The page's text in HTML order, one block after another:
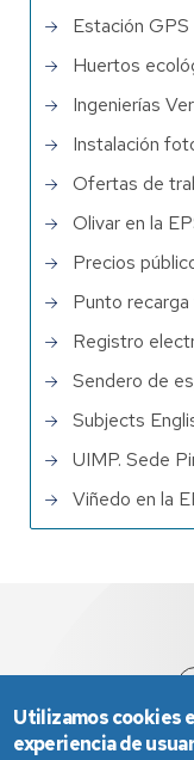
Estación GPS
Huertos
Ingenierías
Instalación
Ofertas de
Olivar en la
Precios
Punto
Registro
Sendero de
Subjects
UIMP. Sede
Viñedo en la
Utilizamos cookies
experiencia de